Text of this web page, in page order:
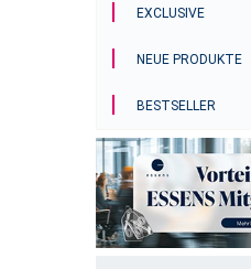
EXCLUSIVE
NEUE PRODUKTE
BESTSELLER